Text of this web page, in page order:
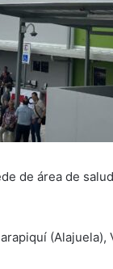
de área de
(Alajuela),